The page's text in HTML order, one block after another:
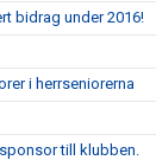
bidrag under 2016!
i herrseniorerna
till klubben.